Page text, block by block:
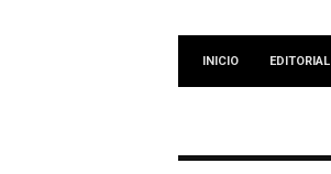
INICIO EDITORIAL